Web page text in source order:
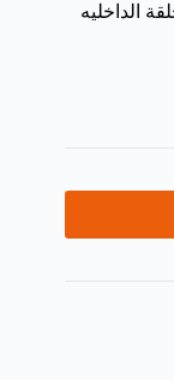
الداخليه